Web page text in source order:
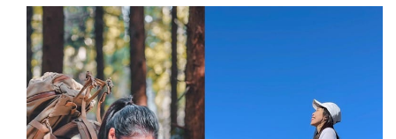
戶
外
穿
搭
ADISI
Xpore
防
水